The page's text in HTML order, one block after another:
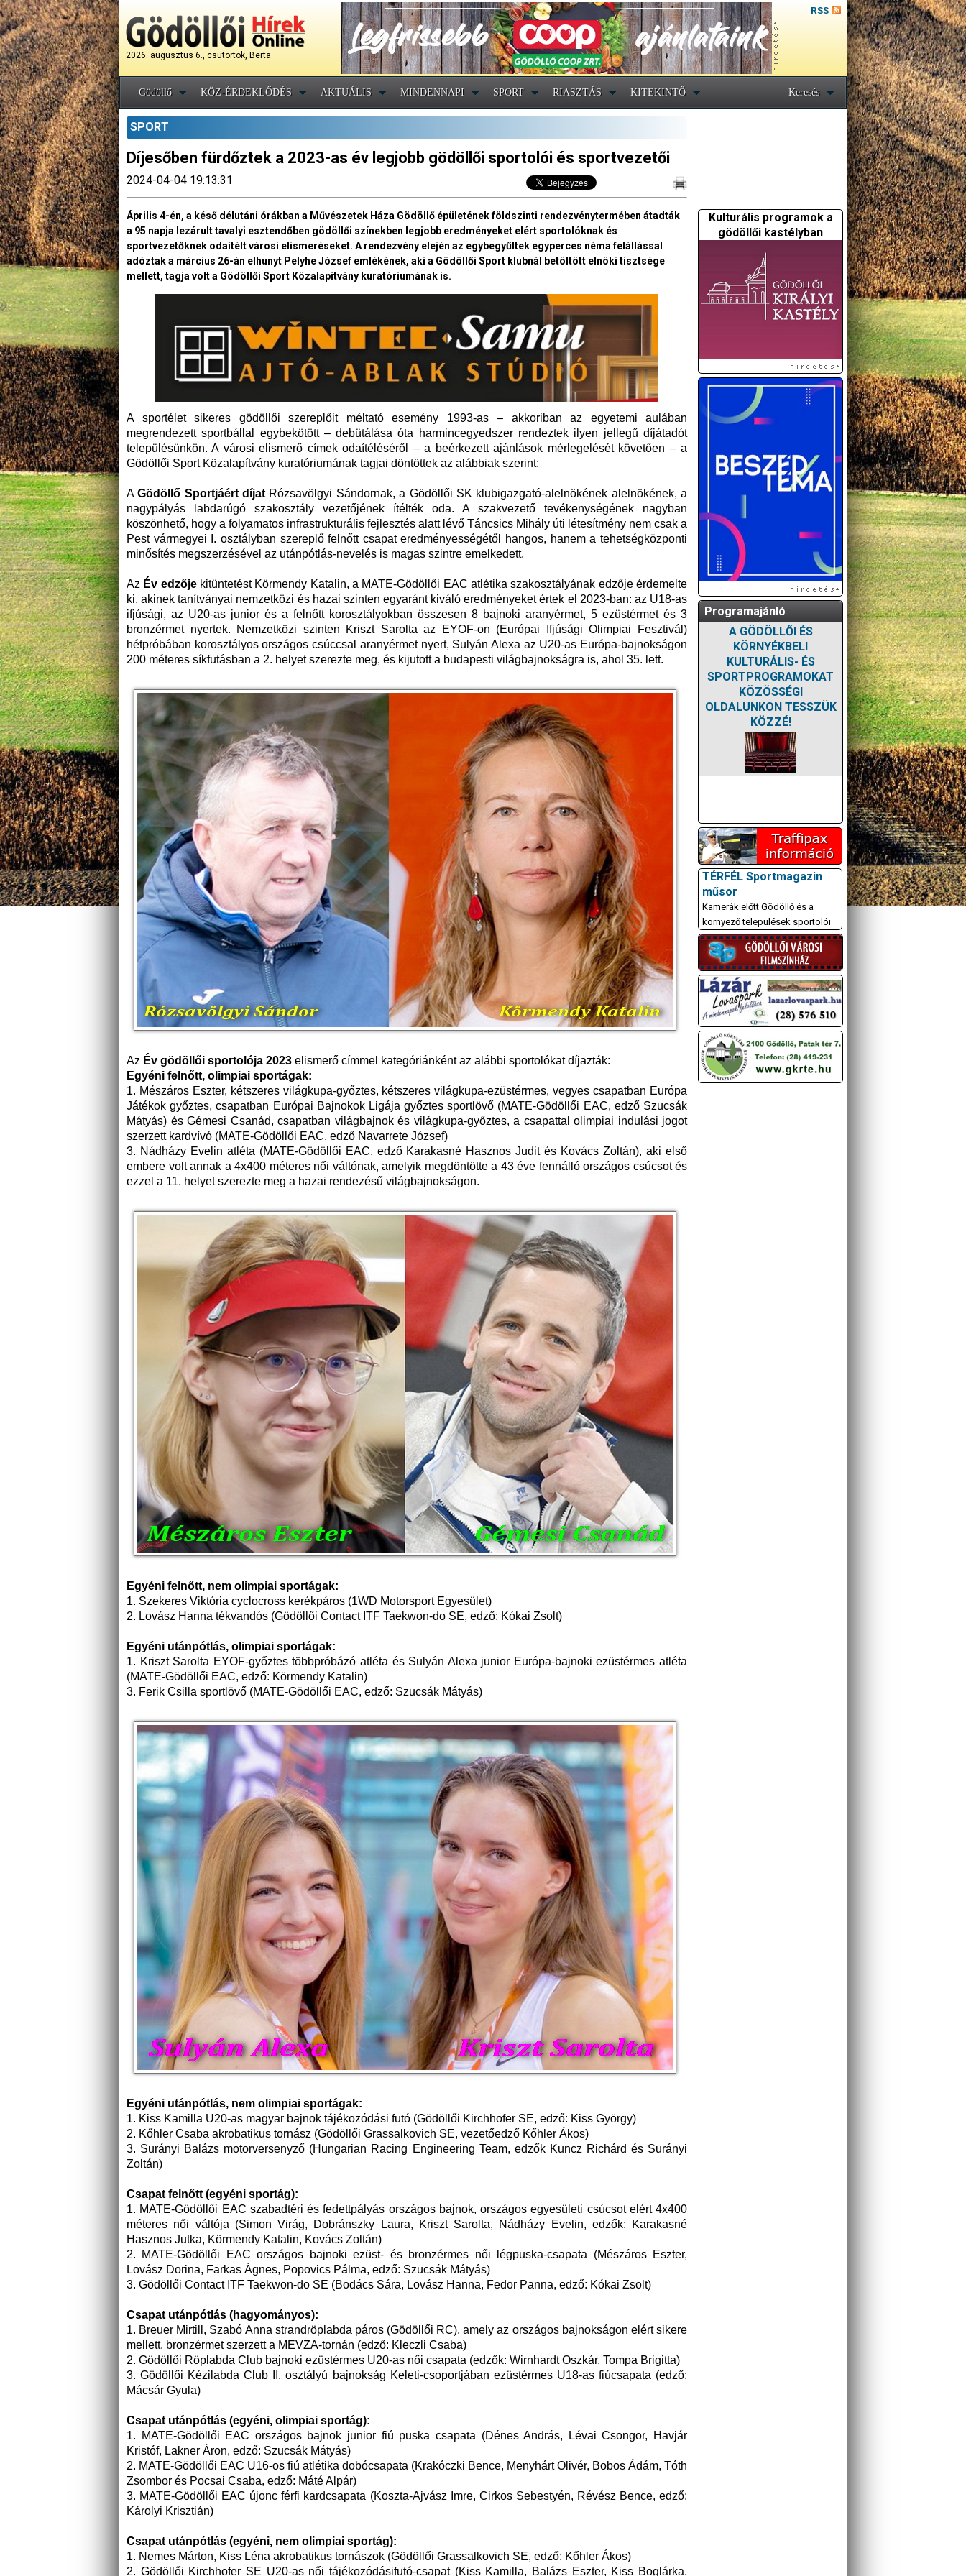
2026. augusztus 6., csütörtök, Berta
RSS
Gödöllő KÖZ-ÉRDEKLŐDÉS AKTUÁLIS MINDENNAPI SPORT RIASZTÁS KITEKINTŐ Keresés
SPORT
Díjesőben fürdőztek a 2023-as év legjobb gödöllői sportolói és sportvezetői
2024-04-04 19:13:31
Április 4-én, a késő délutáni órákban a Művészetek Háza Gödöllő épületének földszinti rendezvénytermében átadták
a 95 napja lezárult tavalyi esztendőben gödöllői színekben legjobb eredményeket elért sportolóknak és
sportvezetőknek odaítélt városi elismeréseket. A rendezvény elején az egybegyűltek egyperces néma felállással
adóztak a március 26-án elhunyt Pelyhe József emlékének, aki a Gödöllői Sport klubnál betöltött elnöki tisztsége
mellett, tagja volt a Gödöllői Sport Közalapítvány kuratóriumának is.
A sportélet sikeres gödöllői szereplőit méltató esemény 1993-as – akkoriban az egyetemi aulában
megrendezett sportbállal egybekötött – debütálása óta harmincegyedszer rendeztek ilyen jellegű díjátadót
településünkön. A városi elismerő címek odaítéléséről – a beérkezett ajánlások mérlegelését követően – a
Gödöllői Sport Közalapítvány kuratóriumának tagjai döntöttek az alábbiak szerint:
AGödöllő Sportjáért díjatRózsavölgyi Sándornak, a Gödöllői SK klubigazgató-alelnökének alelnökének, a
nagypályás labdarúgó szakosztály vezetőjének ítélték oda. A szakvezető tevékenységének nagyban
köszönhető, hogy a folyamatos infrastrukturális fejlesztés alatt lévő Táncsics Mihály úti létesítmény nem csak a
Pest vármegyei I. osztályban szereplő felnőtt csapat eredményességétől hangos, hanem a tehetségközponti
minősítés megszerzésével az utánpótlás-nevelés is magas szintre emelkedett.
Az Év edzőjekitüntetést Körmendy Katalin, a MATE-Gödöllői EAC atlétika szakosztályának edzője érdemelte
ki, akinek tanítványai nemzetközi és hazai szinten egyaránt kiváló eredményeket értek el 2023-ban: az U18-as
ifjúsági, az U20-as junior és a felnőtt korosztályokban összesen 8 bajnoki aranyérmet, 5 ezüstérmet és 3
bronzérmet nyertek. Nemzetközi szinten Kriszt Sarolta az EYOF-on (Európai Ifjúsági Olimpiai Fesztivál)
hétpróbában korosztályos országos csúccsal aranyérmet nyert, Sulyán Alexa az U20-as Európa-bajnokságon
200 méteres síkfutásban a 2. helyet szerezte meg, és kijutott a budapesti világbajnokságra is, ahol 35. lett.
Az Év gödöllői sportolója 2023 elismerő címmel kategóriánként az alábbi sportolókat díjazták:
Egyéni felnőtt, olimpiai sportágak:
1. Mészáros Eszter, kétszeres világkupa-győztes, kétszeres világkupa-ezüstérmes, vegyes csapatban Európa
Játékok győztes, csapatban Európai Bajnokok Ligája győztes sportlövő (MATE-Gödöllői EAC, edző Szucsák
Mátyás) és Gémesi Csanád, csapatban világbajnok és világkupa-győztes, a csapattal olimpiai indulási jogot
szerzett kardvívó (MATE-Gödöllői EAC, edző Navarrete József)
3. Nádházy Evelin atléta (MATE-Gödöllői EAC, edző Karakasné Hasznos Judit és Kovács Zoltán), aki első
embere volt annak a 4x400 méteres női váltónak, amelyik megdöntötte a 43 éve fennálló országos csúcsot és
ezzel a 11. helyet szerezte meg a hazai rendezésű világbajnokságon.
Egyéni felnőtt, nem olimpiai sportágak:
1. Szekeres Viktória cyclocross kerékpáros (1WD Motorsport Egyesület)
2. Lovász Hanna tékvandós (Gödöllői Contact ITF Taekwon-do SE, edző: Kókai Zsolt)
Egyéni utánpótlás, olimpiai sportágak:
1. Kriszt Sarolta EYOF-győztes többpróbázó atléta és Sulyán Alexa junior Európa-bajnoki ezüstérmes atléta
(MATE-Gödöllői EAC, edző: Körmendy Katalin)
3. Ferik Csilla sportlövő (MATE-Gödöllői EAC, edző: Szucsák Mátyás)
Egyéni utánpótlás, nem olimpiai sportágak:
1. Kiss Kamilla U20-as magyar bajnok tájékozódási futó (Gödöllői Kirchhofer SE, edző: Kiss György)
2. Kőhler Csaba akrobatikus tornász (Gödöllői Grassalkovich SE, vezetőedző Kőhler Ákos)
3. Surányi Balázs motorversenyző (Hungarian Racing Engineering Team, edzők Kuncz Richárd és Surányi
Zoltán)
Csapat felnőtt (egyéni sportág):
1. MATE-Gödöllői EAC szabadtéri és fedettpályás országos bajnok, országos egyesületi csúcsot elért 4x400
méteres női váltója (Simon Virág, Dobránszky Laura, Kriszt Sarolta, Nádházy Evelin, edzők: Karakasné
Hasznos Jutka, Körmendy Katalin, Kovács Zoltán)
2. MATE-Gödöllői EAC országos bajnoki ezüst- és bronzérmes női légpuska-csapata (Mészáros Eszter,
Lovász Dorina, Farkas Ágnes, Popovics Pálma, edző: Szucsák Mátyás)
3. Gödöllői Contact ITF Taekwon-do SE (Bodács Sára, Lovász Hanna, Fedor Panna, edző: Kókai Zsolt)
Csapat utánpótlás (hagyományos):
1. Breuer Mirtill, Szabó Anna strandröplabda páros (Gödöllői RC), amely az országos bajnokságon elért sikere
mellett, bronzérmet szerzett a MEVZA-tornán (edző: Kleczli Csaba)
2. Gödöllői Röplabda Club bajnoki ezüstérmes U20-as női csapata (edzők: Wirnhardt Oszkár, Tompa Brigitta)
3. Gödöllői Kézilabda Club II. osztályú bajnokság Keleti-csoportjában ezüstérmes U18-as fiúcsapata (edző:
Mácsár Gyula)
Csapat utánpótlás (egyéni, olimpiai sportág):
1. MATE-Gödöllői EAC országos bajnok junior fiú puska csapata (Dénes András, Lévai Csongor, Havjár
Kristóf, Lakner Áron, edző: Szucsák Mátyás)
2. MATE-Gödöllői EAC U16-os fiú atlétika dobócsapata (Krakóczki Bence, Menyhárt Olivér, Bobos Ádám, Tóth
Zsombor és Pocsai Csaba, edző: Máté Alpár)
3. MATE-Gödöllői EAC újonc férfi kardcsapata (Koszta-Ajvász Imre, Cirkos Sebestyén, Révész Bence, edző:
Károlyi Krisztián)
Csapat utánpótlás (egyéni, nem olimpiai sportág):
1. Nemes Márton, Kiss Léna akrobatikus tornászok (Gödöllői Grassalkovich SE, edző: Kőhler Ákos)
2. Gödöllői Kirchhofer SE U20-as női tájékozódásifutó-csapat (Kiss Kamilla, Balázs Eszter, Kiss Boglárka,
Kulturális programok a
gödöllői kastélyban
Programajánló
A GÖDÖLLŐI ÉS
KÖRNYÉKBELI
KULTURÁLIS- ÉS
SPORTPROGRAMOKAT
KÖZÖSSÉGI
OLDALUNKON TESSZÜK
KÖZZÉ!
TÉRFÉL Sportmagazin
műsor
Kamerák előtt Gödöllő és a
környező települések sportolói